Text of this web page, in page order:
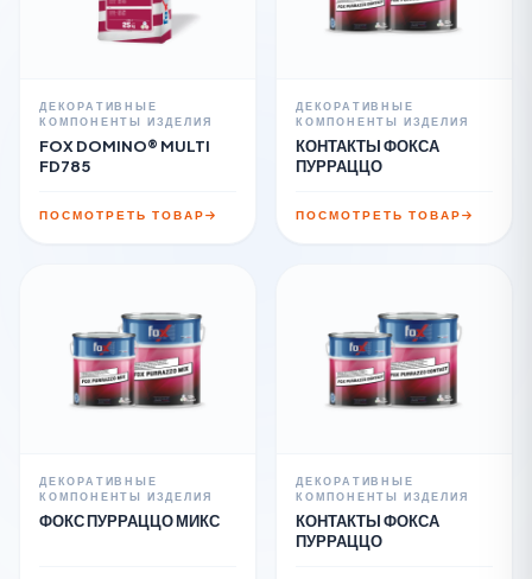
ДЕКОРАТИВНЫЕ
КОМПОНЕНТЫ ИЗДЕЛИЯ
FOX DOMINO® MULTI
FD785
ПОСМОТРЕТЬ ТОВАР
ДЕКОРАТИВНЫЕ
КОМПОНЕНТЫ ИЗДЕЛИЯ
КОНТАКТЫ ФОКСА
ПУРРАЦЦО
ПОСМОТРЕТЬ ТОВАР
ДЕКОРАТИВНЫЕ
КОМПОНЕНТЫ ИЗДЕЛИЯ
ФОКС ПУРРАЦЦО МИКС
ДЕКОРАТИВНЫЕ
КОМПОНЕНТЫ ИЗДЕЛИЯ
КОНТАКТЫ ФОКСА
ПУРРАЦЦО